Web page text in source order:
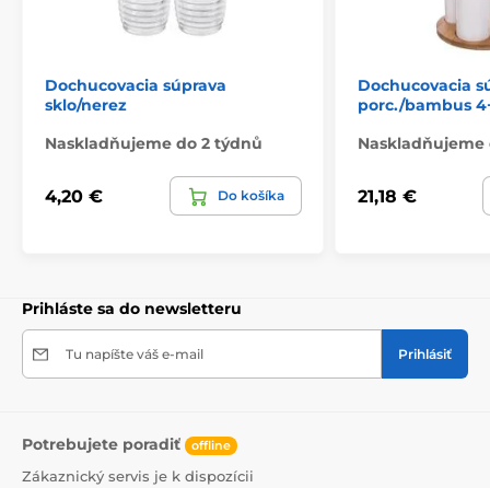
Dochucovacia súprava
sklo/nerez
Naskladňujeme do 2 týdnů
4,20 € Do košíka
Dochucovacia
porc./bambus
Naskladňujeme
21,18 €
Prihláste sa do newsletteru
Tu napíšte váš e-mail Prihlásiť
Potrebujete poradiť offline
Zákaznický servis je k dispozícii